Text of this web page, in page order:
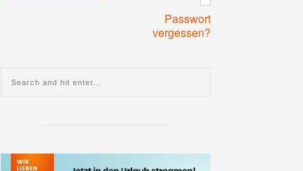
Passwort
vergessen?